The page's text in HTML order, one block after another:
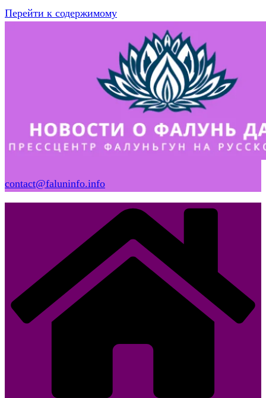
Перейти к содержимому
contact@faluninfo.info